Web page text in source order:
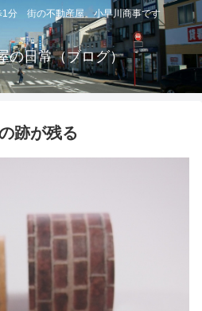
1分 街の不動産屋 小早川商事です
の日常（ブログ）
跡が残る